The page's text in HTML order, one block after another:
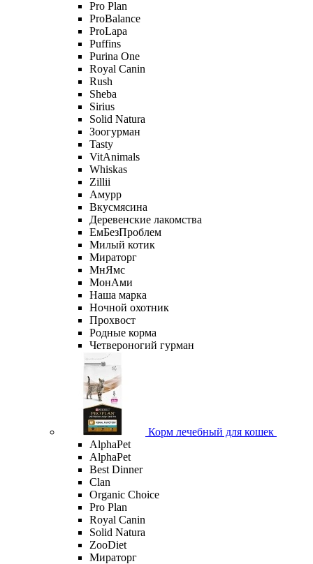
Pro Plan
ProBalance
ProLapa
Puffins
Purina One
Royal Canin
Rush
Sheba
Sirius
Solid Natura
Зоогурман
Tasty
VitAnimals
Whiskas
Zillii
Амурр
Вкусмясина
Деревенские лакомства
ЕмБезПроблем
Милый котик
Мираторг
МнЯмс
МонАми
Наша марка
Ночной охотник
Прохвост
Родные корма
Четвероногий гурман
Корм лечебный для кошек
AlphaPet
AlphaPet
Best Dinner
Clan
Organic Сhoice
Pro Plan
Royal Canin
Solid Natura
ZooDiet
Мираторг